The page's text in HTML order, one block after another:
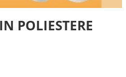
POLIESTERE